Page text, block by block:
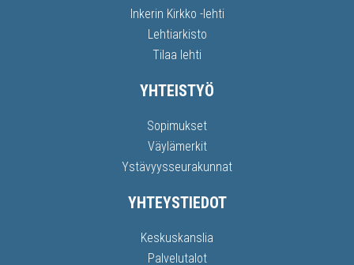
Inkerin Kirkko -lehti
Lehtiarkisto
Tilaa lehti
YHTEISTYÖ
Sopimukset
Väylämerkit
Ystävyysseurakunnat
YHTEYSTIEDOT
Keskuskanslia
Palvelutalot